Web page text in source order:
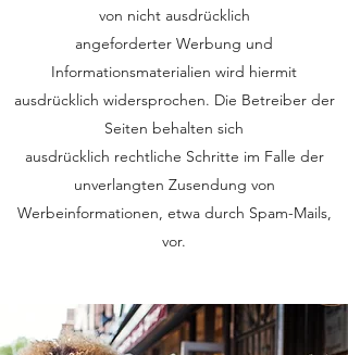
von nicht ausdrücklich
angeforderter Werbung und
Informationsmaterialien wird hiermit
ausdrücklich widersprochen. Die Betreiber der
Seiten behalten sich
ausdrücklich rechtliche Schritte im Falle der
unverlangten Zusendung von
Werbeinformationen, etwa durch Spam-Mails,
vor.